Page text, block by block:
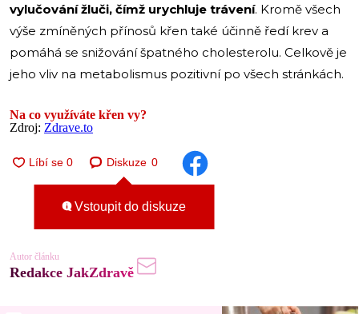
vylučování žluči, čímž urychluje trávení. Kromě všech
výše zmíněných přínosů křen také účinně ředí krev a
pomáhá se snižování špatného cholesterolu. Celkově je
jeho vliv na metabolismus pozitivní po všech stránkách.
Na co využíváte křen vy?
Zdroj: Zdrave.to
Diskuze 0
Vstoupit do diskuze
Autor článku
Redakce JakZdravě